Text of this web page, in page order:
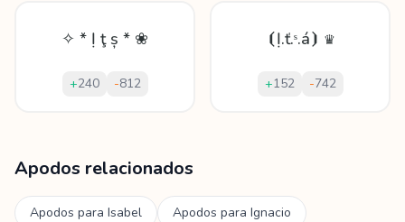
✧ * Ị ţ ș * ❀
+240 -812
⦗Ị.ť.ˢ.á⦘ ♛
+152 -742
Apodos relacionados
Apodos para Isabel Apodos para Ignacio